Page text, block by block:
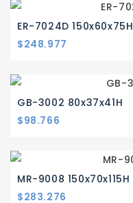
ER-7024D 150x60x75H
Precio
$248.977
GB-3002 80x37x41H
Precio
$98.766
MR-9008 150x70x115H
Precio
$283.276